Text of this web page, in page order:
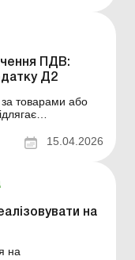
ПДВ:
Д2
товарами або
додатку Д2.15.04.2026
на
на